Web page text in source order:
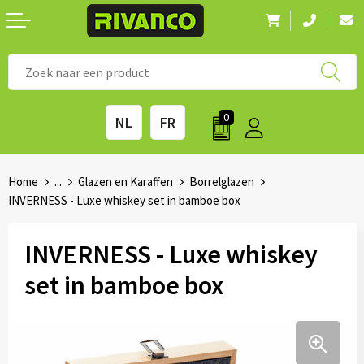
NL FR 0
Kantoorartikelen
Outdoor & vrije tijd
Technologie & Accessoires
◼ Eco-producten
◼ Survival gear
◼ Beurzen
◼ Feestdagen
Home ... Glazen en Karaffen
Borrelglazen
INVERNESS - Luxe whiskey set in bamboe box
INVERNESS - Luxe whiskey
set in bamboe box